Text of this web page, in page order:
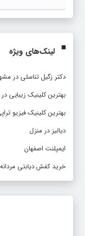
لینک‌های ویژه
دکتر زگیل تناسلی در
بهترین کلینیک زیبایی
بهترین کلینیک فیزیو
دیالیز در منزل
ایمپلنت اصفهان
خرید کفش دیابتی مردانه